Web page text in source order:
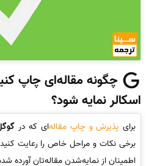
چگونه مقاله‌ای چاپ
اسکالر نمایه شود؟
برای پذیرش و چاپ مقاله‌ای که در
برخی نکات و مراحل خاص را رعایت
اطمینان از نمایه‌شدن مقاله‌تان آورده